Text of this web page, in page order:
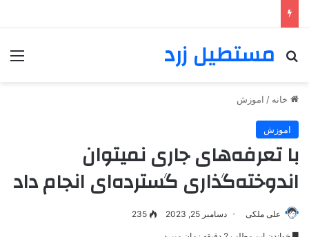
مستطیل زرد
خانه / اموزش
اموزش
با تعرفه‌های جاری نمیتوان
اندوخته‌گذاری گسترده‌ای انجام داد
علی ملکی دسامبر 25, 2023 235